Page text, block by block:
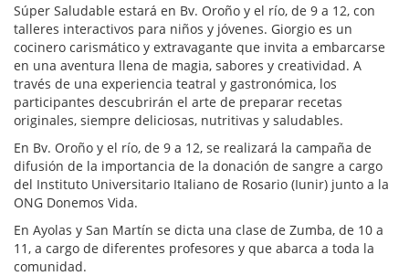
Súper Saludable estará en Bv. Oroño y el río, de 9 a 12, con
talleres interactivos para niños y jóvenes. Giorgio es un
cocinero carismático y extravagante que invita a embarcarse
en una aventura llena de magia, sabores y creatividad. A
través de una experiencia teatral y gastronómica, los
participantes descubrirán el arte de preparar recetas
originales, siempre deliciosas, nutritivas y saludables.
En Bv. Oroño y el río, de 9 a 12, se realizará la campaña de
difusión de la importancia de la donación de sangre a cargo
del Instituto Universitario Italiano de Rosario (Iunir) junto a la
ONG Donemos Vida.
En Ayolas y San Martín se dicta una clase de Zumba, de 10 a
11, a cargo de diferentes profesores y que abarca a toda la
comunidad.